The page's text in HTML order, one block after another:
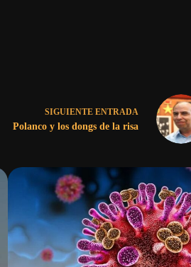
SIGUIENTE ENTRADA
Polanco y los dongs de la risa